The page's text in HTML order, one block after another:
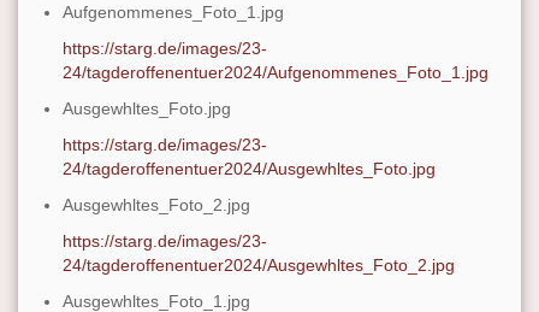
Aufgenommenes_Foto_1.jpg
https://starg.de/images/23-
24/tagderoffenentuer2024/Aufgenommenes_Foto_1.jpg
Ausgewhltes_Foto.jpg
https://starg.de/images/23-
24/tagderoffenentuer2024/Ausgewhltes_Foto.jpg
Ausgewhltes_Foto_2.jpg
https://starg.de/images/23-
24/tagderoffenentuer2024/Ausgewhltes_Foto_2.jpg
Ausgewhltes_Foto_1.jpg